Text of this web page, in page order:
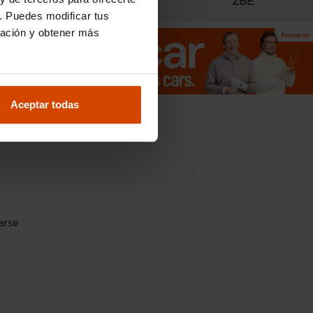
Puedes modificar tus
y obtener más
Aceptar todas